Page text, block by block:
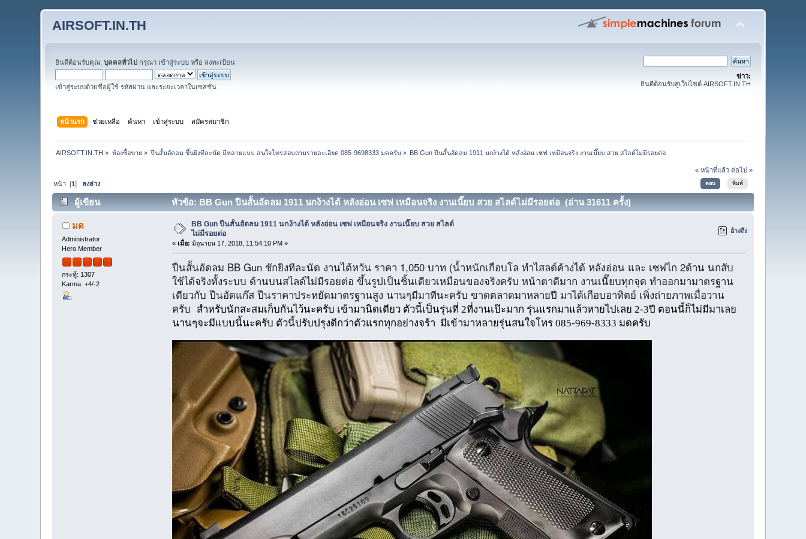
AIRSOFT.IN.TH
ยินดีต้อนรับคุณ,บุคคลทั่วไป กรุณา เข้าสู่ระบบ หรือ ลงทะเบียน
เข้าสู่ระบบด้วยชื่อผู้ใช้ รหัสผ่าน และระยะเวลาในเซสชั่น
ข่าว:
ยินดีต้อนรับสู่เว็บไซต์ AIRSOFT.IN.TH
หน้าแรก ช่วยเหลือ ค้นหา เข้าสู่ระบบ สมัครสมาชิก
AIRSOFT.IN.TH » ห้องซื้อขาย» ปืนสั้นอัดลม ขึ้นยิงทีละนัด มีหลายแบบ สนใจโทรสอบถามรายละเอียด 085-9698333 มดครับ » BB Gun ปืนสั้นอัดลม 1911 นกง้างได้ หลังอ่อน เซฟ เหมือนจริง งานเนี๊ยบ สวย สไลด์ไม่มีรอยต่อ
« หน้าที่แล้ว ต่อไป »
ตอบ พิมพ์
หน้า: [1] ลงล่าง
ผู้เขียน หัวข้อ: BB Gun ปืนสั้นอัดลม 1911 นกง้างได้ หลังอ่อน เซฟ เหมือนจริง งานเนี๊ยบ สวย สไลด์ไม่มีรอยต่อ (อ่าน 31611 ครั้ง)
มด
Administrator
Hero Member
กระทู้: 1307
Karma: +4/-2
BB Gun ปืนสั้นอัดลม 1911 นกง้างได้ หลังอ่อน เซฟ เหมือนจริง งานเนี๊ยบ สวย สไลด์
ไม่มีรอยต่อ
« เมื่อ: มิถุนายน 17, 2018, 11:54:10 PM »
อ้างถึง
ปืนสั้นอัดลม BB Gun ชักยิงทีละนัด งานไต้หวัน ราคา 1,050 บาท (น้ำหนักเกือบโล ทำไสลด์ค้างได้ หลังอ่อน และ เซฟไก 2ด้าน นกสับ
ใช้ได้จริงทั้งระบบ ด้านบนสไลด์ไม่มีรอยต่อ ขึ้นรูปเป็นชิ้นเดียวเหมือนของจริงครับ หน้าตาดีมาก งานเนี๊ยบทุกจุด ทำออกมามาตรฐาน
เดียวกับ ปืนอัดแก๊ส ปืนราคาประหยัดมาตรฐานสูง นานๆมีมาทีนะครับ ขาดตลาดมาหลายปี มาได้เกือบอาทิตย์ เพิ่งถ่ายภาพเมื่อวาน
ครับ
สำหรับนักสะสมเก็บกันไว้นะครับ เข้ามานิดเดียว ตัวนี้เป็นรุ่นที่ 2ที่งานเป๊ะมาก รุ่นแรกมาแล้วหายไปเลย 2-3ปี ตอนนี้ก็ไม่มีมาเลย
นานๆจะมีแบบนี้นะครับ ตัวนี้ปรับปรุงดีกว่าตัวแรกทุกอย่างจร้า มีเข้ามาหลายรุ่นสนใจโทร 085-969-8333 มดครับ